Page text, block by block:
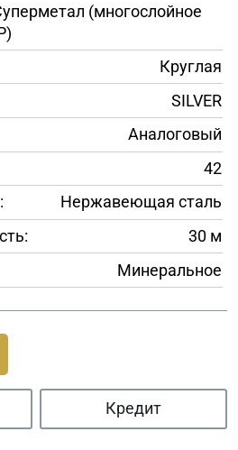
(многослойное
Круглая
SILVER
Аналоговый
42
Нержавеющая сталь
30 м
Минеральное
Кредит